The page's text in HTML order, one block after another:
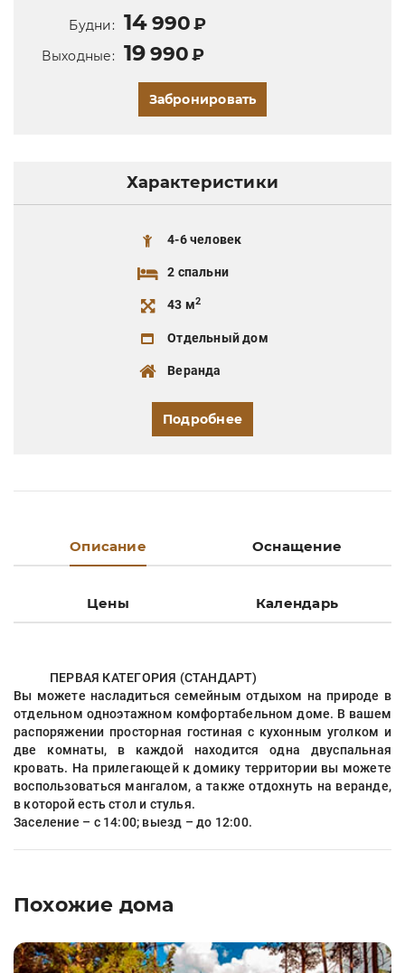
Будни: 14990 ₽
Выходные: 19990 ₽
Забронировать
Характеристики
4-6 человек
2 спальни
43 м2
Отдельный дом
Веранда
Подробнее
Описание Оснащение
Цены Календарь
ПЕРВАЯ КАТЕГОРИЯ (СТАНДАРТ)
Вы можете насладиться семейным отдыхом на природе в
отдельном одноэтажном комфортабельном доме. В вашем
распоряжении просторная гостиная с кухонным уголком и
две комнаты, в каждой находится одна двуспальная
кровать. На прилегающей к домику территории вы можете
воспользоваться мангалом, а также отдохнуть на веранде,
в которой есть стол и стулья.
Заселение – с 14:00; выезд – до 12:00.
Похожие дома